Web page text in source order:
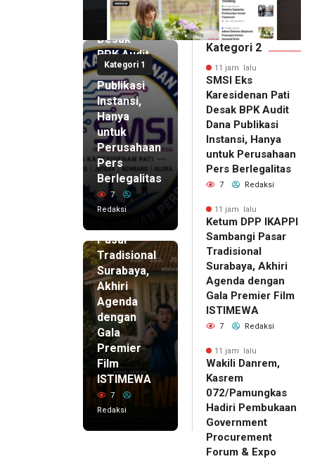
Kategori 1
Karesidenan
Pati
Desak
BPK Audit
Dana
Publikasi
Instansi,
Hanya
untuk
Perusahaan
Pers
Berlegalitas
7
Redaksi
11 jam lalu
Ketum
DPP
IKAPPI
Pasar
Tradisional
Surabaya,
Akhiri
Agenda
dengan
Gala
Premier
Film
ISTIMEWA
7
Redaksi
Kategori 2
11 jam lalu
SMSI Eks
Karesidenan Pati
Desak BPK Audit
Dana Publikasi
Instansi, Hanya
untuk Perusahaan
Pers Berlegalitas
7 Redaksi
11 jam lalu
Ketum DPP IKAPPI
Sambangi Pasar
Tradisional
Surabaya, Akhiri
Agenda dengan
Gala Premier Film
ISTIMEWA
7 Redaksi
11 jam lalu
Wakili Danrem,
Kasrem
072/Pamungkas
Hadiri Pembukaan
Government
Procurement
Forum & Expo